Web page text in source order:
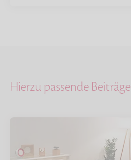
Hierzu passende Beiträge